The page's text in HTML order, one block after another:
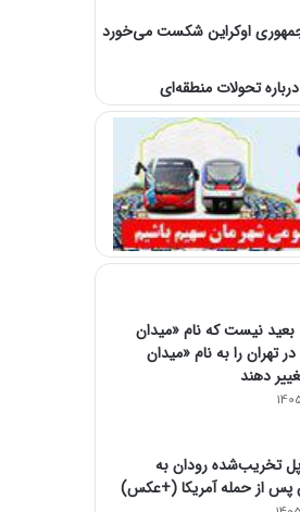
اوکراین شکست می‌خورد
تحولات منطقه‌ای
بعید نیست که نام «میدان
در تهران را به نام «میدان
دهند
تخریب‌شده رودان به
پس از حمله آمریکا (+عکس)